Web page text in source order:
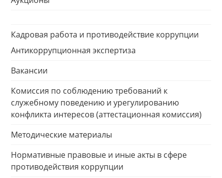
Кадровая работа и противодействие коррупции
Антикоррупционная экспертиза
Вакансии
Комиссия по соблюдению требований к
служебному поведению и урегулированию
конфликта интересов (аттестационная комиссия)
Методические материалы
Нормативные правовые и иные акты в сфере
противодействия коррупции